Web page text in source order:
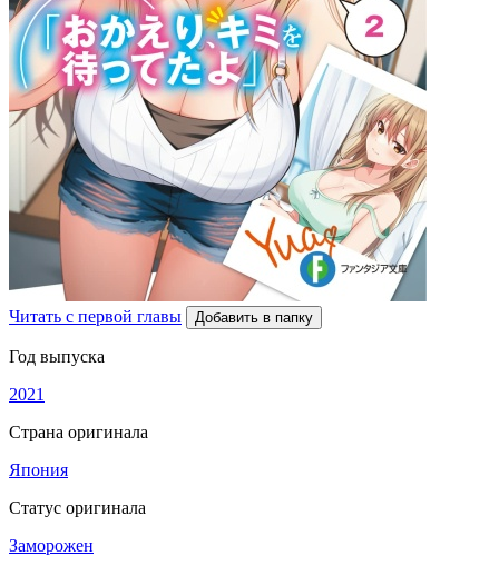
Читать с первой главы Добавить в папку
Год выпуска
2021
Страна оригинала
Япония
Статус оригинала
Заморожен